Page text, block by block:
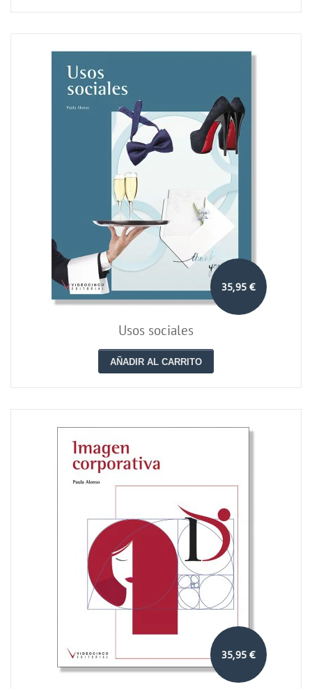
35,95 €
Usos sociales
AÑADIR AL CARRITO
35,95 €